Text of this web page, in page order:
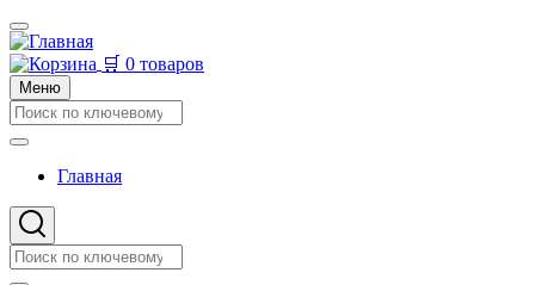
Перейти
к
основному
содержанию
🛒 0 товаров
Меню
Поиск
Поиск
Основная
навигация
Главная
Поиск